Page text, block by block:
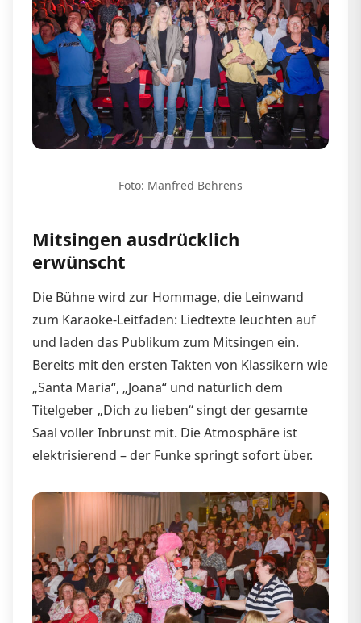
Foto: Manfred Behrens
Mitsingen ausdrücklich
erwünscht
Die Bühne wird zur Hommage, die Leinwand
zum Karaoke-Leitfaden: Liedtexte leuchten auf
und laden das Publikum zum Mitsingen ein.
Bereits mit den ersten Takten von Klassikern wie
„Santa Maria“, „Joana“ und natürlich dem
Titelgeber „Dich zu lieben“ singt der gesamte
Saal voller Inbrunst mit. Die Atmosphäre ist
elektrisierend – der Funke springt sofort über.